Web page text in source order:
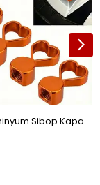
Kalpli Alüminyum Sibop Kapağı 4'lü Set Turuncu